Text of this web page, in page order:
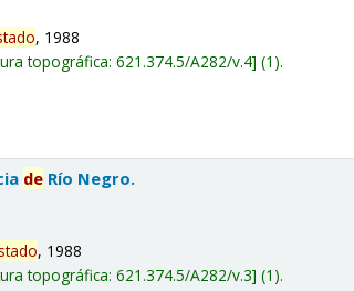
, 1988
topográfica:621.374.5/A282/v.4 (1).
de Río Negro.
, 1988
topográfica:621.374.5/A282/v.3 (1).